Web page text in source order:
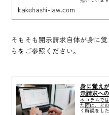
kakehashi-law.com
そもそも開示請求自体が身に
らをご参照ください。
身に覚え
示請求へ
本コラムで
た際に、ど
く解説をし